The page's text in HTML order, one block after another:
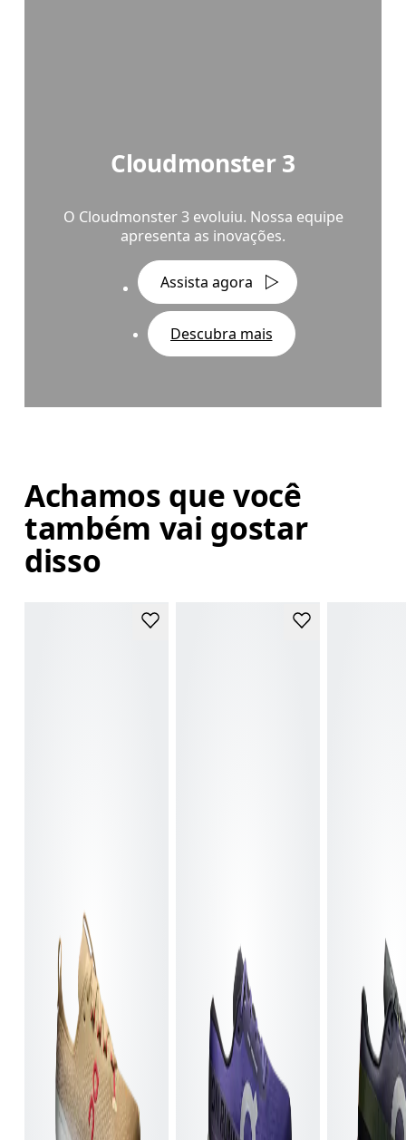
Cloudmonster 3
O Cloudmonster 3 evoluiu. Nossa equipe
apresenta as inovações.
Assista agora
Descubra mais
Achamos que você
também vai gostar
disso